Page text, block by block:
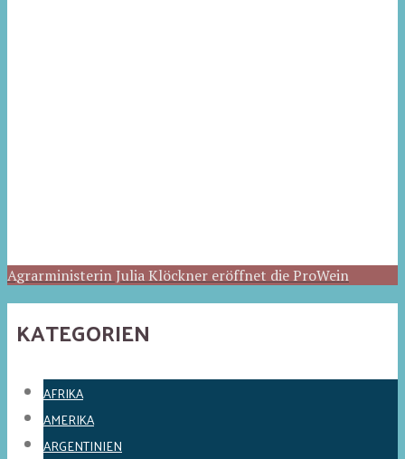
Agrarministerin Julia Klöckner eröffnet die ProWein
KATEGORIEN
AFRIKA
AMERIKA
ARGENTINIEN